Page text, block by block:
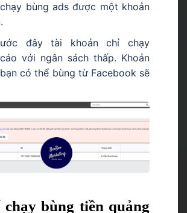
bùng ads được một khoản
đây tài khoản chỉ chạy
với ngân sách thấp. Khoản
có thể bùng từ Facebook sẽ
chạy bùng tiền quảng